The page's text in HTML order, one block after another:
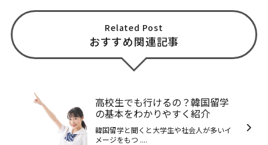
Related Post
おすすめ関連記事
高校生でも行けるの？韓国留学
の基本をわかりやすく紹介
韓国留学と聞くと大学生や社会人が多いイ
メージをもつ ....